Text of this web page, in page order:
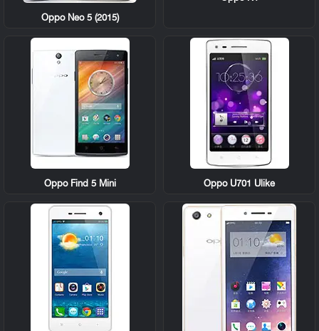
Oppo Neo 5 (2015)
Oppo U701 Ulike
Oppo Find 5 Mini